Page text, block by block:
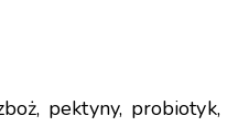
pektyny,